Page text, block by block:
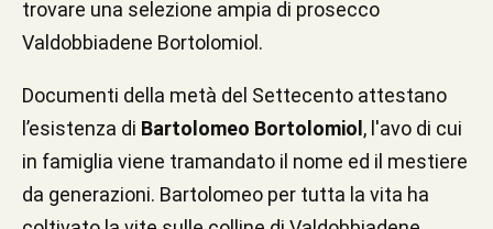
trovare una selezione ampia di prosecco
Valdobbiadene Bortolomiol.
Documenti della metà del Settecento attestano
l’esistenza di Bartolomeo Bortolomiol, l'avo di cui
in famiglia viene tramandato il nome ed il mestiere
da generazioni. Bartolomeo per tutta la vita ha